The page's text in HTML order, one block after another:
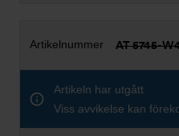
AT 5745-
Artikeln har utgått
Viss avvikelse kan